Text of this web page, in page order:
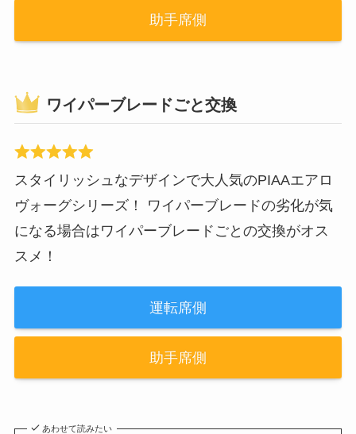
助手席側
ワイパーブレードごと交換
スタイリッシュなデザインで大人気のPIAAエアロ
ヴォーグシリーズ！ ワイパーブレードの劣化が気
になる場合はワイパーブレードごとの交換がオス
スメ！
運転席側
助手席側
あわせて読みたい